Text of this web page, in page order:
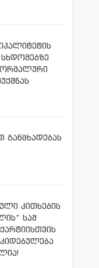
განცხადებას
კითხების
სამ